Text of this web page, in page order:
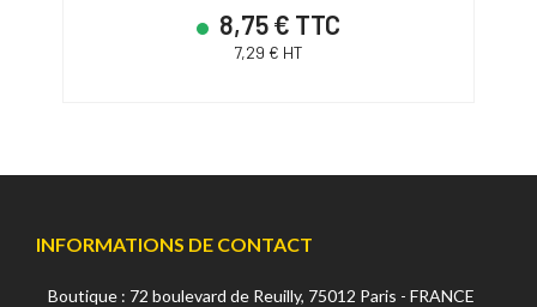
8,75 € TTC
7,29 € HT
INFORMATIONS DE CONTACT
Boutique : 72 boulevard de Reuilly, 75012 Paris - FRANCE